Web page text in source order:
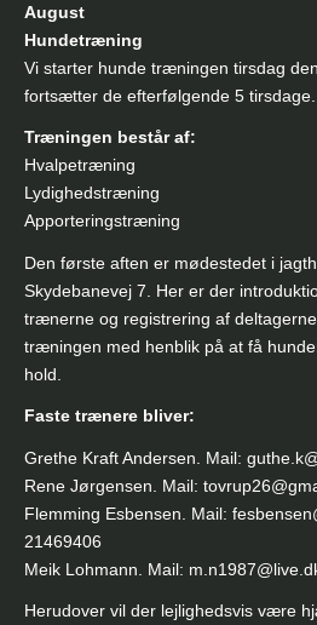
August
Hundetræning
Vi starter hunde træningen tirsdag
fortsætter de efterfølgende 5 tirsdage.
Træningen består af:
Hvalpetræning
Lydighedstræning
Apporteringstræning
Den første aften er mødestedet i
Skydebanevej 7. Her er der
trænerne og registrering af
træningen med henblik på at få
hold.
Faste trænere bliver:
Grethe Kraft Andersen. Mail:
Rene Jørgensen. Mail:
Flemming Esbensen. Mail:
21469406
Meik Lohmann. Mail:
Herudover vil der lejlighedsvis være